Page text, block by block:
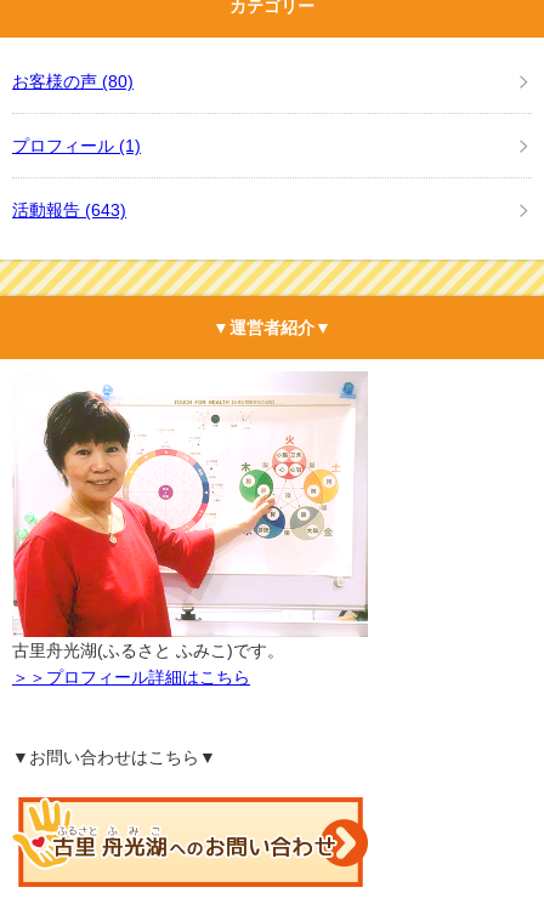
カテゴリー
お客様の声 (80)
プロフィール (1)
活動報告 (643)
▼運営者紹介▼
古里舟光湖(ふるさと ふみこ)です。
＞＞プロフィール詳細はこちら
▼お問い合わせはこちら▼